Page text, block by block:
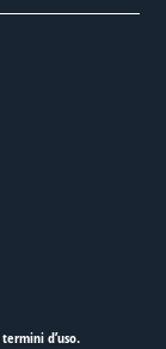
termini d’uso.